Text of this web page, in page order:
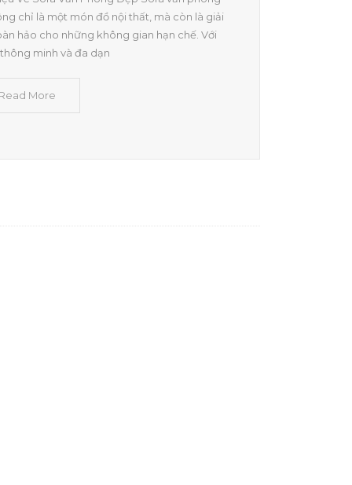
chỉ là một món đồ nội thất, mà còn là giải
hảo cho những không gian hạn chế. Với
minh và đa dạn
More